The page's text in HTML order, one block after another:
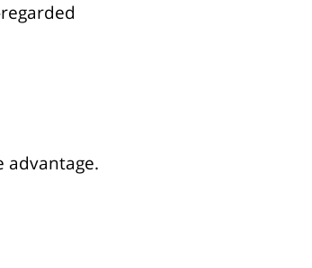
advantage.